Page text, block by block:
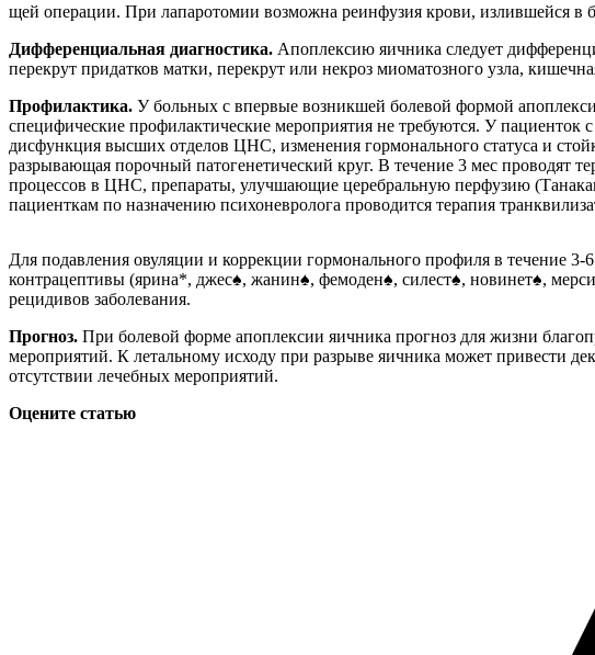
щей операции. При лапаротомии возможна реинфузия крови, излившейся в
Дифференциальная диагностика. Апоплексию яичника следует
перекрут придатков матки, перекрут или некроз миоматозного узла,
Профилактика. У больных с впервые возникшей болевой формой
специфические профилактические мероприятия не требуются. У
дисфункция высших отделов ЦНС, изменения гормонального статуса и
разрывающая порочный патогенетический круг. В течение 3 мес проводят
процессов в ЦНС, препараты, улучшающие церебральную перфузию
пациенткам по назначению психоневролога проводится терапия
Для подавления овуляции и коррекции гормонального профиля в течение
контрацептивы (ярина*, джес♠, жанин♠, фемоден♠, силест♠, новинет♠,
рецидивов заболевания.
Прогноз. При болевой форме апоплексии яичника прогноз для жизни
мероприятий. К летальному исходу при разрыве яичника может привести
отсутствии лечебных мероприятий.
Оцените статью